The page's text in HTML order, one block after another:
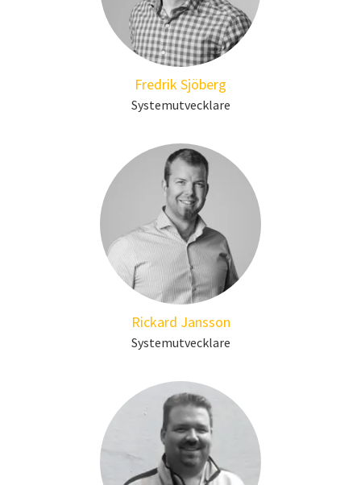
Fredrik Sjöberg
Systemutvecklare
Rickard Jansson
Systemutvecklare